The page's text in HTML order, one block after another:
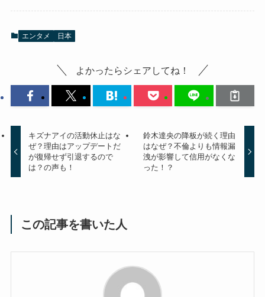
エンタメ 日本
よかったらシェアしてね！
キズナアイの活動休止はな
ぜ？理由はアップデートだ
が復帰せず引退するので
は？の声も！
鈴木達央の降板が続く理由
はなぜ？不倫よりも情報漏
洩が影響して信用がなくな
った！？
この記事を書いた人